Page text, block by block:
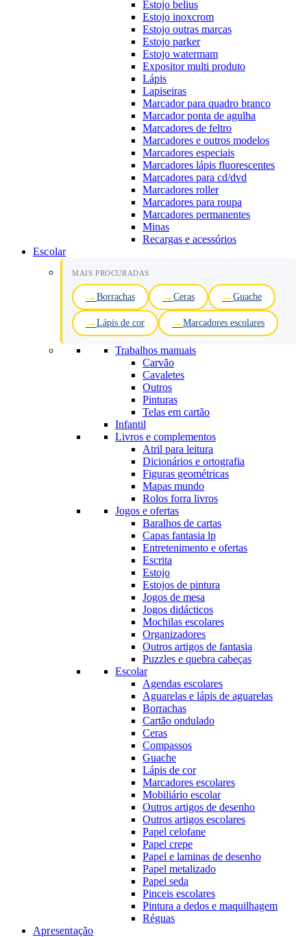
Estojo belius
Estojo inoxcrom
Estojo outras marcas
Estojo parker
Estojo watermam
Expositor multi produto
Lápis
Lapiseiras
Marcador para quadro branco
Marcador ponta de agulha
Marcadores de feltro
Marcadores e outros modelos
Marcadores especiais
Marcadores lápis fluorescentes
Marcadores para cd/dvd
Marcadores roller
Marcadores para roupa
Marcadores permanentes
Minas
Recargas e acessórios
Escolar
MAIS PROCURADAS
Borrachas Ceras Guache
Lápis de cor Marcadores escolares
Trabalhos manuais
Carvão
Cavaletes
Outros
Pinturas
Telas em cartão
Infantil
Livros e complementos
Atril para leitura
Dicionários e ortografia
Figuras geométricas
Mapas mundo
Rolos forra livros
Jogos e ofertas
Baralhos de cartas
Capas fantasia lp
Entretenimento e ofertas
Escrita
Estojo
Estojos de pintura
Jogos de mesa
Jogos didácticos
Mochilas escolares
Organizadores
Outros artigos de fantasia
Puzzles e quebra cabeças
Escolar
Agendas escolares
Aguarelas e lápis de aguarelas
Borrachas
Cartão ondulado
Ceras
Compassos
Guache
Lápis de cor
Marcadores escolares
Mobiliário escolar
Outros artigos de desenho
Outros artigos escolares
Papel celofane
Papel crepe
Papel e laminas de desenho
Papel metalizado
Papel seda
Pinceis escolares
Pintura a dedos e maquilhagem
Réguas
Apresentação